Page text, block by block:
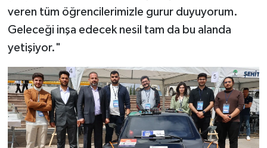
veren tüm öğrencilerimizle gurur duyuyorum.
Geleceği inşa edecek nesil tam da bu alanda
yetişiyor."